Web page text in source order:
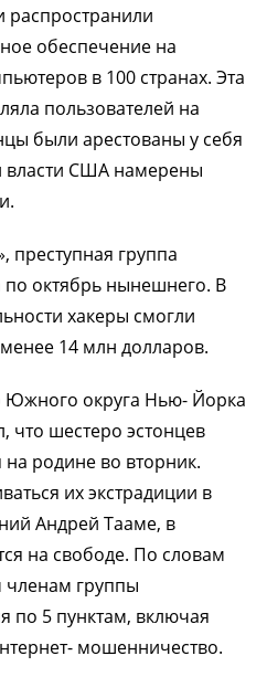
распространили
обеспечение на
в 100 странах. Эта
пользователей на
были арестованы у себя
власти США намерены
группа
по октябрь нынешнего. В
хакеры смогли
14 млн долларов.
округа Нью- Йорка
что шестеро эстонцев
родине во вторник.
их экстрадиции в
Андрей Тааме, в
на свободе. По словам
группы
по 5 пунктам, включая
мошенничество.